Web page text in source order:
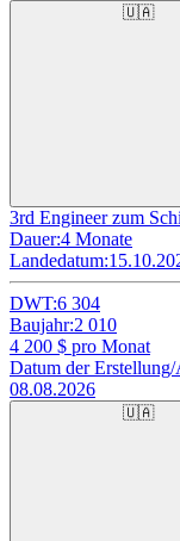
🇺🇦
3rd Engineer zum
Dauer:4 Monate
Landedatum:
DWT:6 304
Baujahr:2 010
4 200 $ pro Monat
Datum der
08.08.2026
🇺🇦